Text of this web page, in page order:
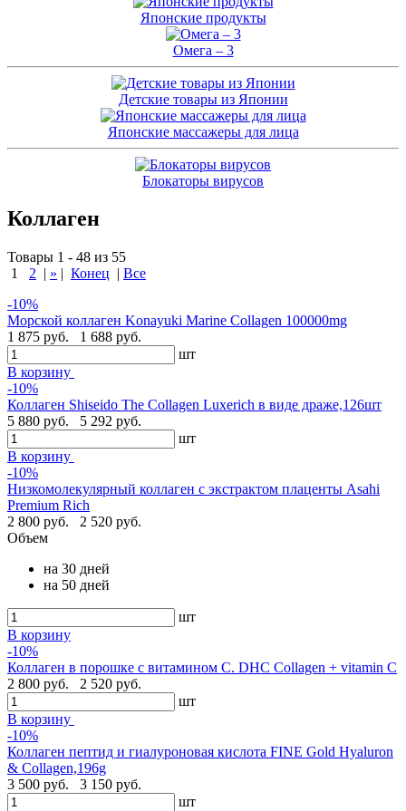
Японские продукты
Омега – 3
Детские товары из Японии
Японские массажеры для лица
Блокаторы вирусов
Коллаген
Товары 1 - 48 из 55
1
2 | » | Конец | Все
-10%
Морской коллаген Konayuki Marine Collagen 100000mg
1 875 руб.
1 688 руб.
шт
В корзину
-10%
Коллаген Shiseido The Collagen Luxerich в виде драже,126шт
5 880 руб.
5 292 руб.
шт
В корзину
-10%
Низкомолекулярный коллаген с экстрактом плаценты Asahi
Premium Rich
2 800 руб.
2 520 руб.
Объем
на 30 дней
на 50 дней
шт
В корзину
-10%
Коллаген в порошке с витамином С. DHC Collagen + vitamin C
2 800 руб.
2 520 руб.
шт
В корзину
-10%
Коллаген пептид и гиалуроновая кислота FINE Gold Hyaluron
& Collagen,196g
3 500 руб.
3 150 руб.
шт